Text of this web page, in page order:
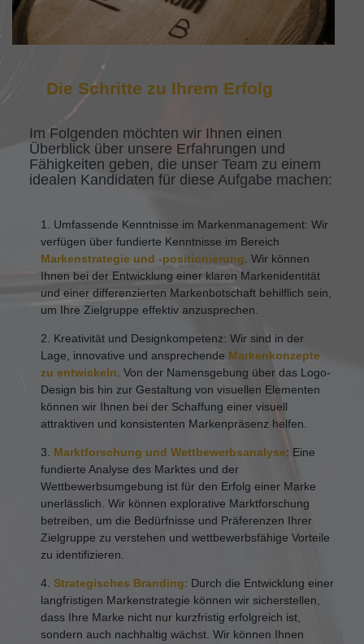
Die Schritte zu Ihrem Erfolg
Im Folgenden möchten wir Ihnen einen
Überblick über unsere Erfahrungen und
Fähigkeiten geben, die unser Team zu einem
idealen Kandidaten für diese Aufgabe machen:
1. Umfassende Kenntnisse im Markenmanagement: Wir
verfügen über fundierte Kenntnisse im Bereich
Markenstrategie und -positionierung. Wir können
Ihnen bei der Entwicklung einer klaren Markenidentität
und einer differenzierten Markenbotschaft behilflich sein,
um Ihre Zielgruppe effektiv anzusprechen.
2. Kreativität und Designkompetenz: Wir sind in der
Lage, innovative und ansprechende Markenkonzepte
zu entwickeln. Von der Namensgebung über das Logo-
Design bis hin zur Gestaltung von visuellen Elementen
können wir Ihnen bei der Schaffung einer visuell
attraktiven und konsistenten Markenpräsenz helfen.
3. Marktforschung und Wettbewerbsanalyse: Eine
fundierte Analyse des Marktes und der
Wettbewerbsumgebung ist für den Erfolg einer Marke
unerlässlich. Wir können explorative Marktforschung
betreiben, um die Bedürfnisse und Präferenzen Ihrer
Zielgruppe zu verstehen und wettbewerbsfähige Vorteile
zu identifizieren.
4. Strategisches Branding: Durch die Entwicklung einer
langfristigen Markenstrategie können wir sicherstellen,
dass Ihre Marke nicht nur kurzfristig erfolgreich ist,
sondern auch nachhaltig wächst. Wir können Ihnen